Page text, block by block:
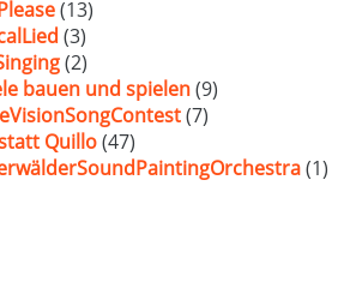
(13)
(3)
(2)
bauen und spielen(9)
(7)
Quillo(47)
(1)